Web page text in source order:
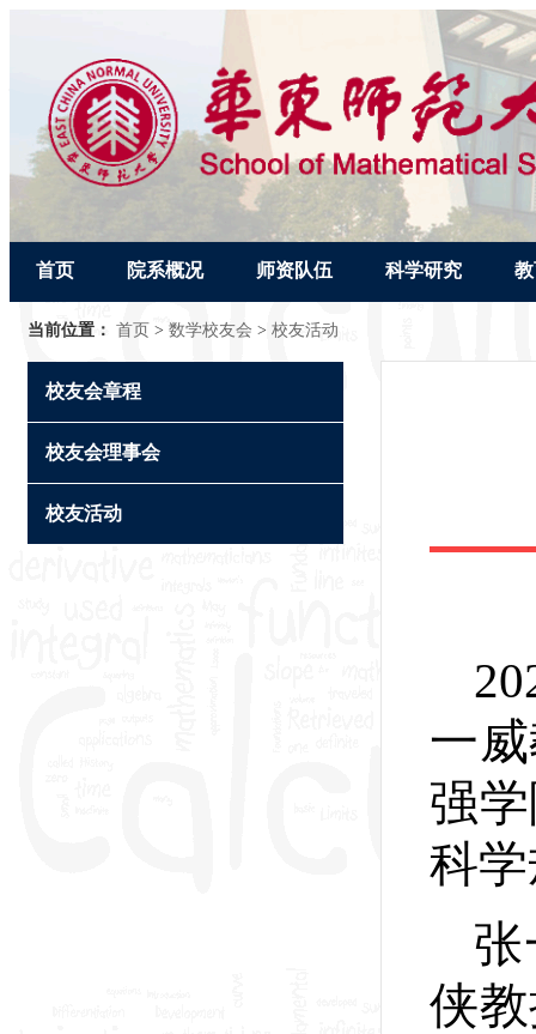
首页 院系概况 师资队伍 科学研究
当前位置： 首页 > 数学校友会 > 校友活动
校友会章程
校友会理事会
校友活动
一
强
科
张
侠